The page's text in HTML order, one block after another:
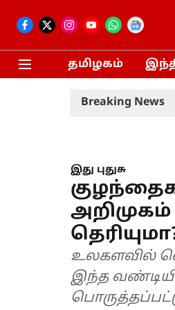
தமிழகம்
Breaking News
திடீர் விலகல்
இது புதுசு
உலகளவில்
இந்த